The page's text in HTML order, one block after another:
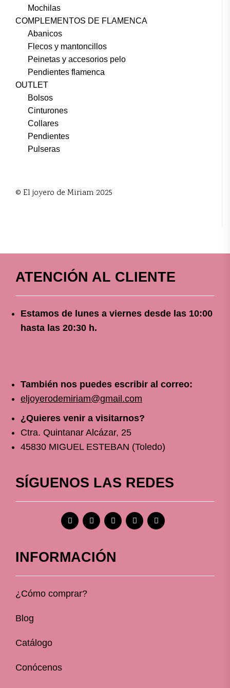
Mochilas
COMPLEMENTOS DE FLAMENCA
Abanicos
Flecos y mantoncillos
Peinetas y accesorios pelo
Pendientes flamenca
OUTLET
Bolsos
Cinturones
Collares
Pendientes
Pulseras
© El joyero de Miriam 2025
ATENCIÓN AL CLIENTE
Estamos de lunes a viernes desde las 10:00
hasta las 20:30 h.
También nos puedes escribir al correo:
eljoyerodemiriam@gmail.com
¿Quieres venir a visitarnos?
Ctra. Quintanar Alcázar, 25
45830 MIGUEL ESTEBAN (Toledo)
SÍGUENOS LAS REDES
INFORMACIÓN
¿Cómo comprar?
Blog
Catálogo
Conócenos